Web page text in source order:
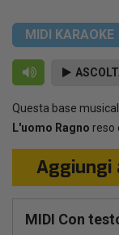
MIDI KARAOKE
Questa base
L'uomo Ragno reso
Aggiungi
MIDI Con